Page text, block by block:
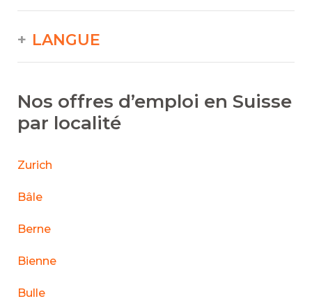
LANGUE
Nos offres d’emploi en Suisse
par localité
Zurich
Bâle
Berne
Bienne
Bulle